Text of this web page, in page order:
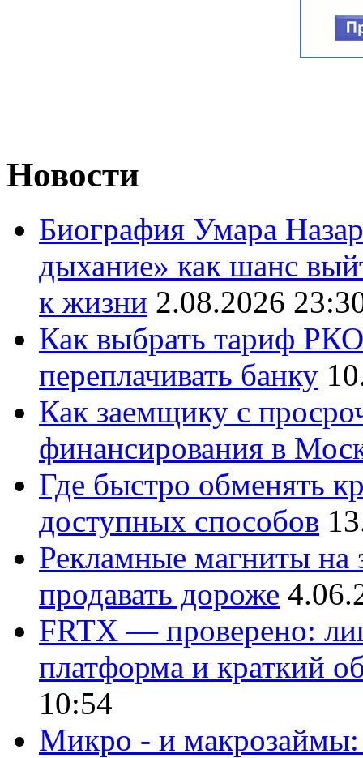
Новости
Биография Умара
дыхание» как шанс
к жизни 2.08.2026
Как выбрать тариф
переплачивать банку
Как заемщику с
финансирования в
Где быстро обменять
доступных способов
Рекламные магниты на
продавать дороже
FRTX — проверено:
платформа и краткий
10:54
Микро - и макрозаймы: